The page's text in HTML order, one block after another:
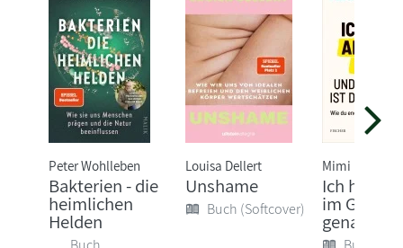
Peter Wohlleben
Bakterien - die
heimlichen
Helden
Louisa Dellert
Unshame
Buch (Softcover)
Mimi
Ich habe
im Griff -
genau